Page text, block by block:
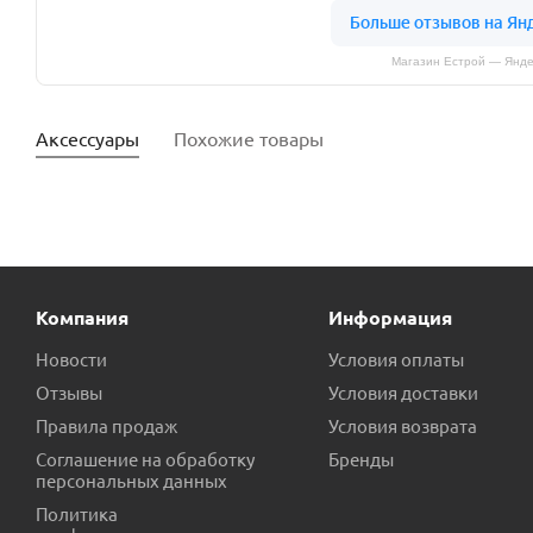
Магазин Естрой —
Аксессуары Похожие товары
Насос DAB MICRA 100M Трубка вентури ECO JET 80
Компания
Новости
Отзывы
Правила продаж
Соглашение на обработку
персональных данных
Политика
Информация
Условия оплаты
Условия доставки
Условия возврата
Бренды